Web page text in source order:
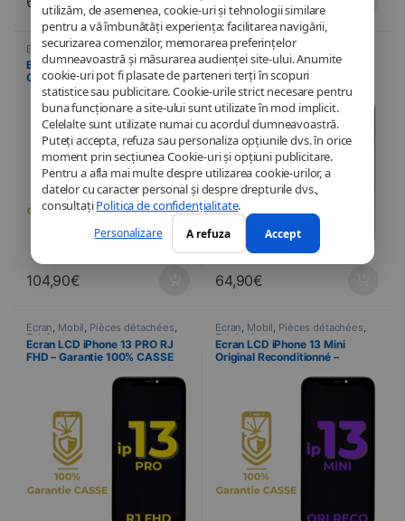
utilizăm, de asemenea, cookie-uri și tehnologii similare
pentru a vă îmbunătăți experiența: facilitarea navigării,
securizarea comenzilor, memorarea preferințelor
dumneavoastră și măsurarea audienței site-ului. Anumite
cookie-uri pot fi plasate de parteneri terți în scopuri
statistice sau publicitare. Cookie-urile strict necesare pentru
buna funcționare a site-ului sunt utilizate în mod implicit.
Celelalte sunt utilizate numai cu acordul dumneavoastră.
Puteți accepta, refuza sau personaliza opțiunile dvs. în orice
moment prin secțiunea Cookie-uri și opțiuni publicitare.
Pentru a afla mai multe despre utilizarea cookie-urilor, a
datelor cu caracter personal și despre drepturile dvs.,
consultațiPolitica de confidențialitate.
Personalizare A refuza Accept
Ecran,Mobil,Pièces détachées ,
Telefonie
Ecran LCD iPhone 13 PRO
Original Reconditionné –
Garantie 100% CASSE
104,90€
Ecran,Mobil,Pièces détachées
Telefonie
Ecran LCD iPhone 13 PRO Soft
OLED – Garantie 100% CASSE
64,90€
Ecran, Mobil, Pièces détachées,
Telefonie
Ecran LCD iPhone 13 PRO RJ
FHD – Garantie 100% CASSE
Ecran, Mobil, Pièces détachées,
Telefonie
Ecran LCD iPhone 13 Mini
Original Reconditionné –